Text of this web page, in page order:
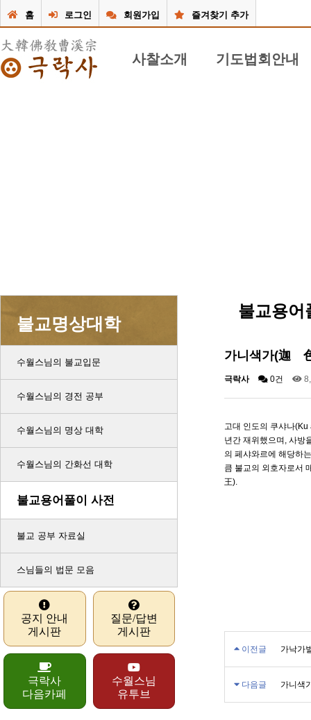
홈 로그인 회원가입 즐겨찾기 추가
사찰소개 기도법회안내
불교명상대학
수월스님의 불교입문
수월스님의 경전 공부
수월스님의 명상 대학
수월스님의 간화선 대학
불교용어풀이 사전
불교 공부 자료실
스님들의 법문 모음
공지 안내
게시판
질문/답변
게시판
극락사
다음카페
수월스님
유투브
불교용어
가니색가(迦
극락사 0건
고대 인도의 쿠샤나
년간 재위했으며, 사방
의 페샤와르에 해당하
큼 불교의 외호자로서
王).
이전글 가낙가
다음글 가니색